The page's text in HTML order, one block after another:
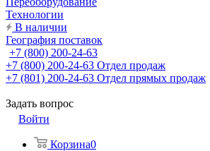
Технологии
В наличии
География поставок
+7 (800) 200-24-63
+7 (800) 200-24-63 Отдел продаж
+7 (801) 200-24-63 Отдел прямых продаж
Задать вопрос
Войти
Корзина0